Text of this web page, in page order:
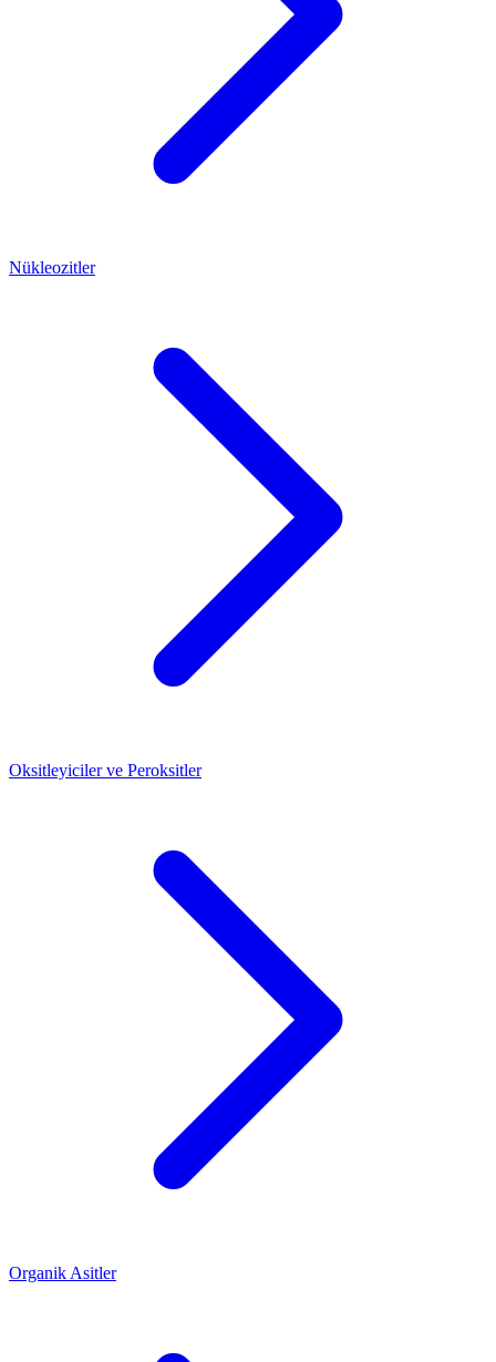
Nükleozitler
Oksitleyiciler ve Peroksitler
Organik Asitler